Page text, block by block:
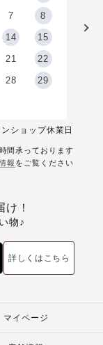
7 8
14 15
21 22
28 29
ショップ休業日
間承っております
報 をご覧ください
！
物♪
詳しくはこちら
マイページ